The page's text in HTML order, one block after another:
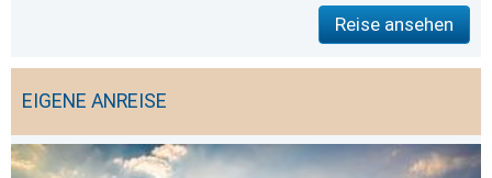
Reise ansehen
EIGENE ANREISE